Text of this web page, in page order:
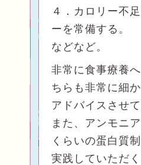
４．カロリー不
ーを常備する。
などなど。
非常に食事療養
ちらも非常に細か
アドバイスさせ
また、アンモニ
くらいの蛋白質
実践していただ